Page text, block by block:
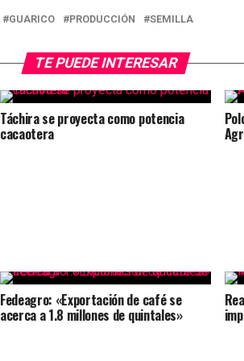
GUARICO PRODUCCIÓN SEMILLA
TE PUEDE INTERESAR
Táchira se proyecta como potencia
cacaotera
Fedeagro: «Exportación de café se
acerca a 1.8 millones de quintales»